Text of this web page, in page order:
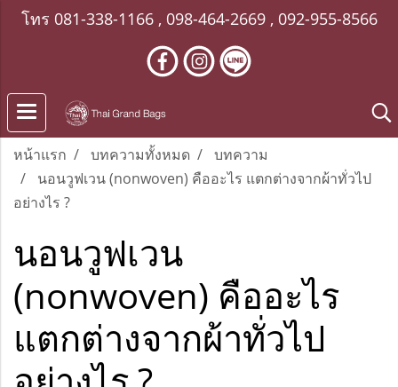
โทร 081-338-1166, 098-464-2669, 092-955-8566
หน้าแรก บทความทั้งหมด
บทความ
นอนวูฟเวน (nonwoven) คืออะไร แตกต่างจากผ้าทั่วไป
อย่างไร ?
นอนวูฟเวน
(nonwoven) คืออะไร
แตกต่างจากผ้าทั่วไป